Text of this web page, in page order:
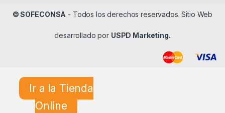
© SOFECONSA - Todos los derechos reservados. Sitio Web
desarrollado por USPD Marketing.
Ir a la Tienda
Online